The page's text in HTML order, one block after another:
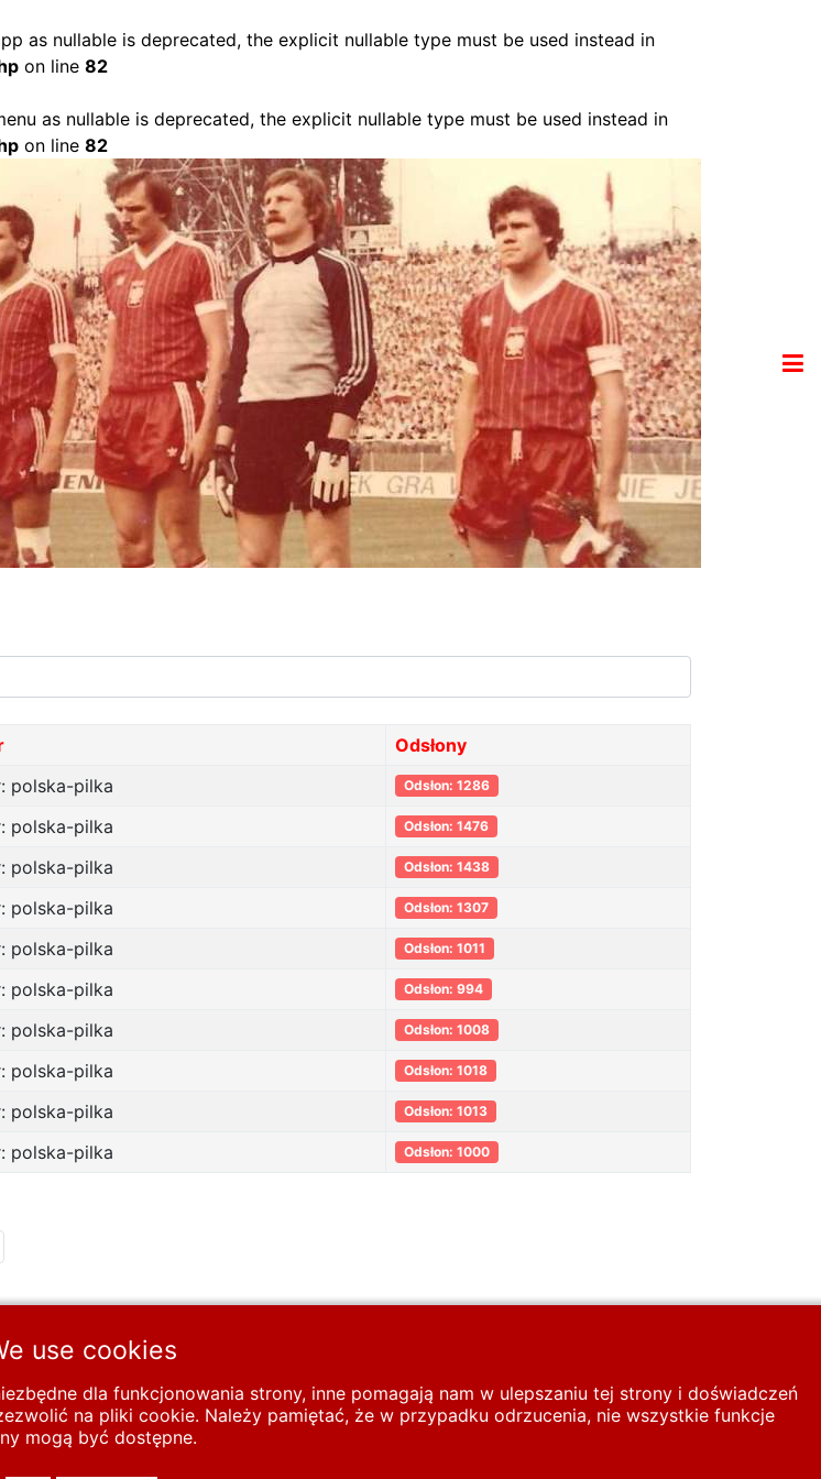
as nullable is deprecated, the explicit nullable type must be used instead in
on line 82
as nullable is deprecated, the explicit nullable type must be used instead in
on line 82
Odsłony
polska-pilka Odsłon: 1286
polska-pilka Odsłon: 1476
polska-pilka Odsłon: 1438
polska-pilka Odsłon: 1307
polska-pilka Odsłon: 1011
polska-pilka Odsłon: 994
polska-pilka Odsłon: 1008
polska-pilka Odsłon: 1018
polska-pilka Odsłon: 1013
polska-pilka Odsłon: 1000
B
use cookies
dla funkcjonowania strony, inne pomagają nam w ulepszaniu tej strony i doświadczeń
na pliki cookie. Należy pamiętać, że w przypadku odrzucenia, nie wszystkie funkcje
mogą być dostępne.